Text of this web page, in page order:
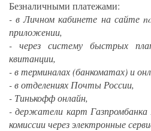
Безналичными платежами:
- в Личном кабинете на сайте
приложении,
- через систему быстрых
квитанции,
- в терминалах (банкоматах) и
- в отделениях Почты России,
- Тинькофф онлайн,
- держатели карт Газпромбанка
комиссии через электронные